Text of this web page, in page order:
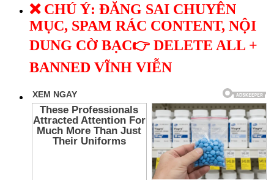
❌ CHÚ Ý: ĐĂNG SAI CHUYÊN
MỤC, SPAM RÁC CONTENT, NỘI
DUNG CỜ BẠC👉 DELETE ALL +
BANNED VĨNH VIỄN